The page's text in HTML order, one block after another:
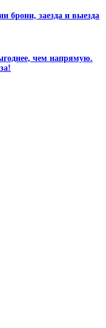
брони, заезда и выезда
чем напрямую.